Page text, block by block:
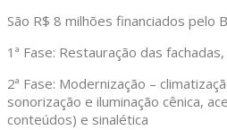
São R$ 8 milhões financiados pelo
1ª Fase: Restauração das
2ª Fase: Modernização –
sonorização e iluminação cênica,
conteúdos) e sinalética